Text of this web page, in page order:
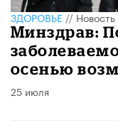
ЗДОРОВЬЕ//Новость
Минздрав:
осенью
25 июля